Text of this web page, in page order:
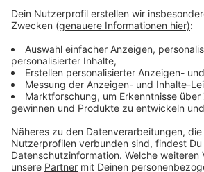
ihren Wohnungen und
Leerstand sowie der Energieträger
abgefragt.
Für alle Befragten und alle
Fragen zum Zensus haben, wurde
Telefonnummer 0211 82 83 83 83
Hotline eingerichtet. Die Hotline ist
freitags von 7:00 bis 21:00 Uhr und